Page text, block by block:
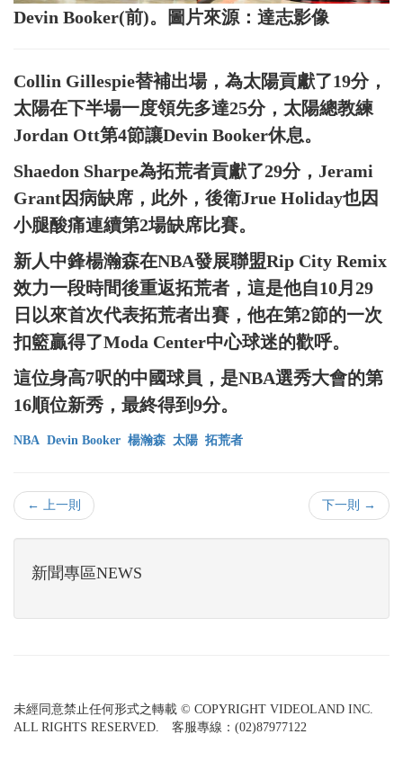
Devin Booker(前)。圖片來源：達志影像
Collin Gillespie替補出場，為太陽貢獻了19分，
太陽在下半場一度領先多達25分，太陽總教練
Jordan Ott第4節讓Devin Booker休息。
Shaedon Sharpe為拓荒者貢獻了29分，Jerami
Grant因病缺席，此外，後衛Jrue Holiday也因
小腿酸痛連續第2場缺席比賽。
新人中鋒楊瀚森在NBA發展聯盟Rip City Remix
效力一段時間後重返拓荒者，這是他自10月29
日以來首次代表拓荒者出賽，他在第2節的一次
扣籃贏得了Moda Center中心球迷的歡呼。
這位身高7呎的中國球員，是NBA選秀大會的第
16順位新秀，最終得到9分。
NBA Devin Booker 楊瀚森 太陽 拓荒者
← 上一則 下一則 →
新聞專區NEWS
未經同意禁止任何形式之轉載 © COPYRIGHT VIDEOLAND INC.
ALL RIGHTS RESERVED. 客服專線：(02)87977122